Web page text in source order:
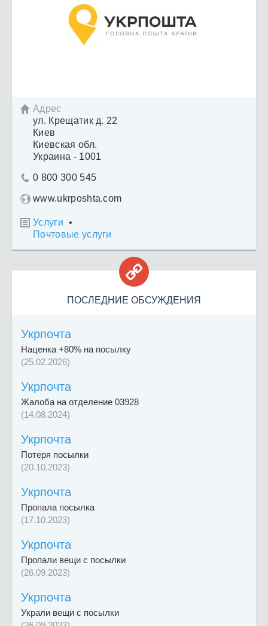
 Адрес
ул. Крещатик д. 22
Киев
Киевская обл.
Украина - 1001
 0 800 300 545
www.ukrposhta.com
 Услуги •
Почтовые услуги

ПОСЛЕДНИЕ ОБСУЖДЕНИЯ
Укрпочта
Наценка +80% на посылку
(25.02.2026)
Укрпочта
Жалоба на отделение 03928
(14.08.2024)
Укрпочта
Потеря посылки
(20.10.2023)
Укрпочта
Пропала посылка
(17.10.2023)
Укрпочта
Пропали вещи с посылки
(26.09.2023)
Укрпочта
Украли вещи с посылки